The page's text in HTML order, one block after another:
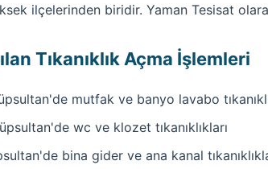
ilçelerinden biridir. Yaman Tesisat
Tıkanıklık Açma İşlemleri
mutfak ve banyo lavabo
wc ve klozet tıkanıklıkları
bina gider ve ana kanal